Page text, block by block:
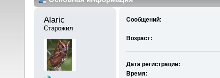
Alaric
Старожил
Сообщений:
Возраст:
Дата регистрации:
Время: